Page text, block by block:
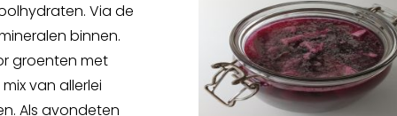
Via de
binnen.
groenten met
van allerlei
Als avondeten